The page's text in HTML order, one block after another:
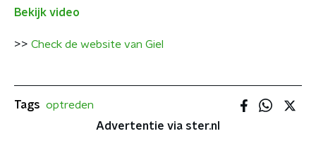
Bekijk video
>> Check de website van Giel
Tags optreden
Advertentie via ster.nl